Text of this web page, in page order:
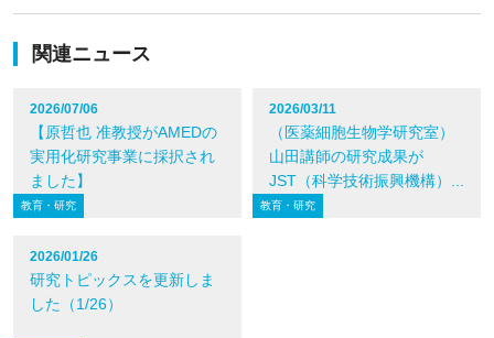
関連ニュース
2026/07/06
【原哲也 准教授がAMEDの
実用化研究事業に採択され
ました】
教育・研究
2026/03/11
（医薬細胞生物学研究室）
山田講師の研究成果が
JST（科学技術振興機構）...
教育・研究
2026/01/26
研究トピックスを更新しま
した（1/26）